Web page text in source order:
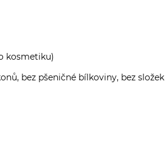
kosmetiku)
bez pšeničné bílkoviny, bez